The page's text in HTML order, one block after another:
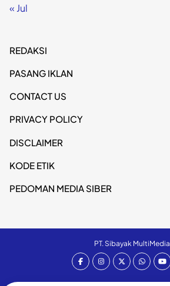
« Jul
REDAKSI
PASANG IKLAN
CONTACT US
PRIVACY POLICY
DISCLAIMER
KODE ETIK
PEDOMAN MEDIA SIBER
PT. Sibayak MultiMedia